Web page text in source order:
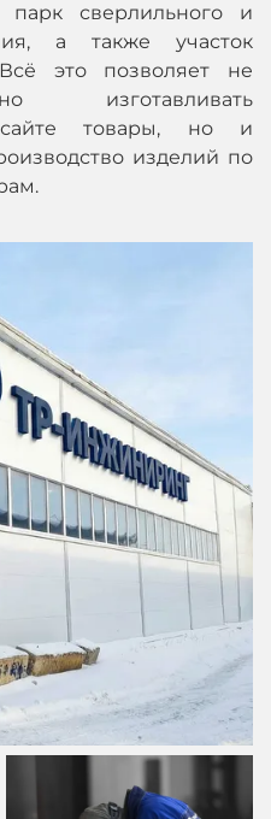
парк сверлильного и
а также участок
это позволяет не
изготавливать
товары, но и
изделий по